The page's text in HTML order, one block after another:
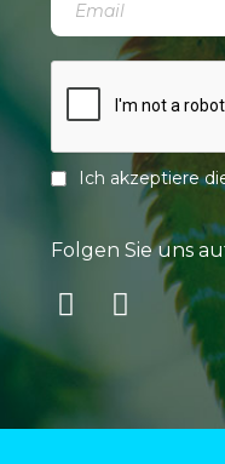
Ich akzeptiere
Folgen Sie uns